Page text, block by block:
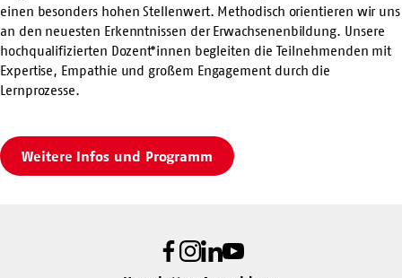
einen besonders hohen Stellenwert. Methodisch orientieren wir uns
an den neuesten Erkenntnissen der Erwachsenenbildung. Unsere
hochqualifizierten Dozent*innen begleiten die Teilnehmenden mit
Expertise, Empathie und großem Engagement durch die
Lernprozesse.
Weitere Infos und Programm
Facebook
Instagram
LinkedIn
Youtube